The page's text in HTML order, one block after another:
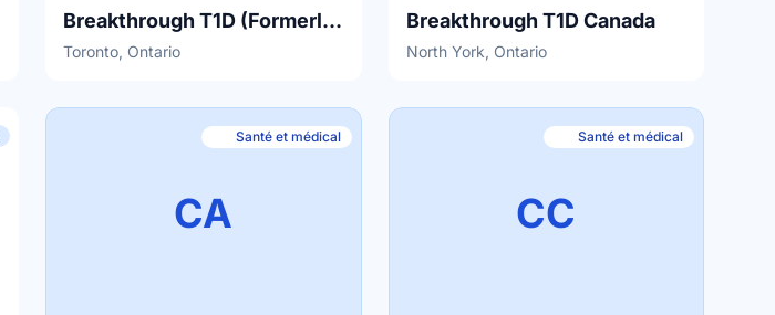
Breakthrough T1D (Formerly JDRF)
Toronto, Ontario
Breakthrough T1D Canada
North York, Ontario
CA
Santé et médical
CC
Santé et médical